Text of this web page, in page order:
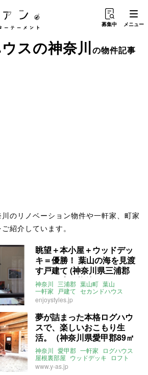
募集中 メニュー
スの神奈川の物件記事
のリノベーション物件や一軒家、町家
紹介しています。
眺望＋本小屋＋ウッドデッ
キ＝優勝！ 葉山の海を見渡
す戸建て (神奈川県三浦郡
99㎡の売買物件)
神奈川 三浦郡 葉山町 葉山
一軒家
戸建て セカンドハウス
スケルトンハウス
ウッドデッキ
ENJOYSTYLE
売買
enjoystyles.jp
夢が詰まった本格ログハウ
スで、楽しいおこもり生
活。（神奈川県愛甲郡89㎡
の売買物件）
神奈川 愛甲郡 一軒家
ログハウス
屋根裏部屋 ウッドデッキ
ロフト
庭 別荘
セカンドハウス
ドッグラン
www.y-as.jp